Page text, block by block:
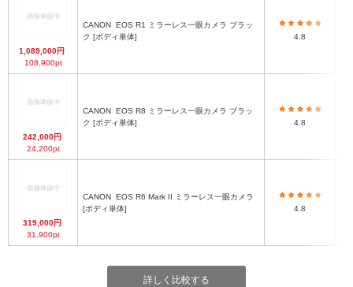
1,089,000円
108,900pt
CANON
ク [ボディ単体]
4.8
242,000円
24,200pt
CANON
ク [ボディ単体]
4.8
319,000円
31,900pt
CANON
[ボディ単体]
4.8
詳しく比較する